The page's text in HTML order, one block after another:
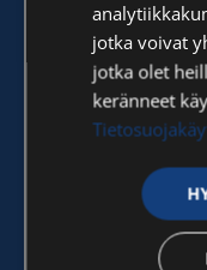
jotka voivat
jotka olet
keränneet